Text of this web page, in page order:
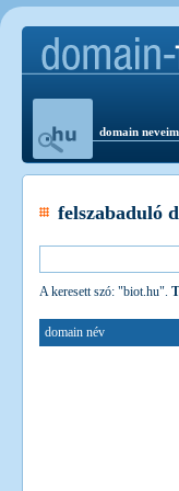
domain neveim
felszabaduló
A keresett szó: "biot.hu".
domain név